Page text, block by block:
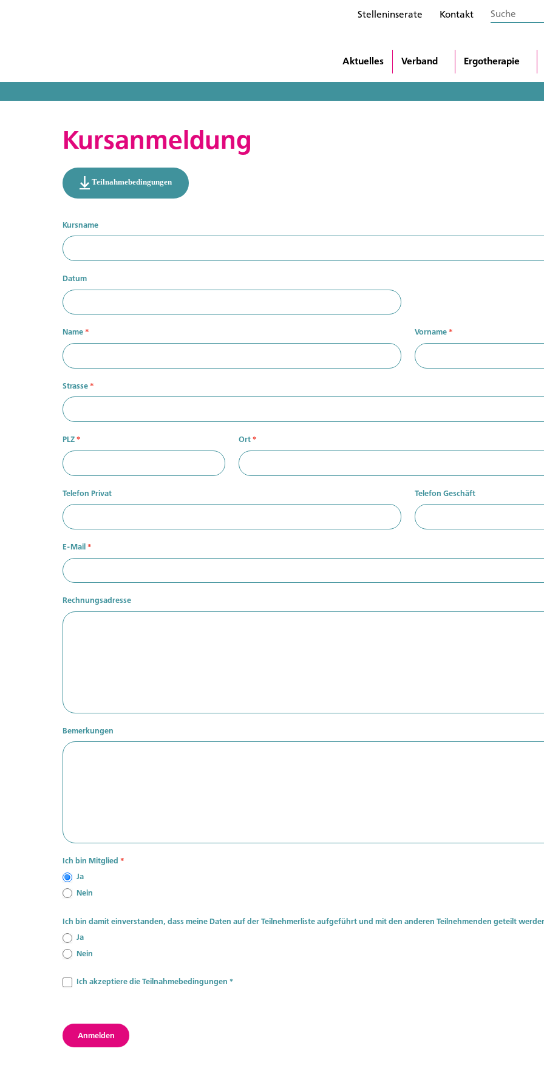
Stelleninserate Kontakt
Aktuelles Verband Ergotherapie
Kursanmeldung
Teilnahmebedingungen
Kursname
Datum
Name* Vorname*
Strasse*
PLZ* Ort*
Telefon Privat Telefon Geschäft
E-Mail*
Rechnungsadresse
Bemerkungen
Ich bin Mitglied*
Ja
Nein
Ich bin damit einverstanden, dass meine Daten auf der Teilnehmerliste aufgeführt und mit den anderen Teilnehmenden geteilt
Ja
Nein
Ich akzeptiere die Teilnahmebedingungen *
Anmelden